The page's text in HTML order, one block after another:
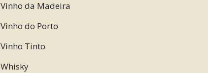
Vinho da Madeira
Vinho do Porto
Vinho Tinto
Whisky